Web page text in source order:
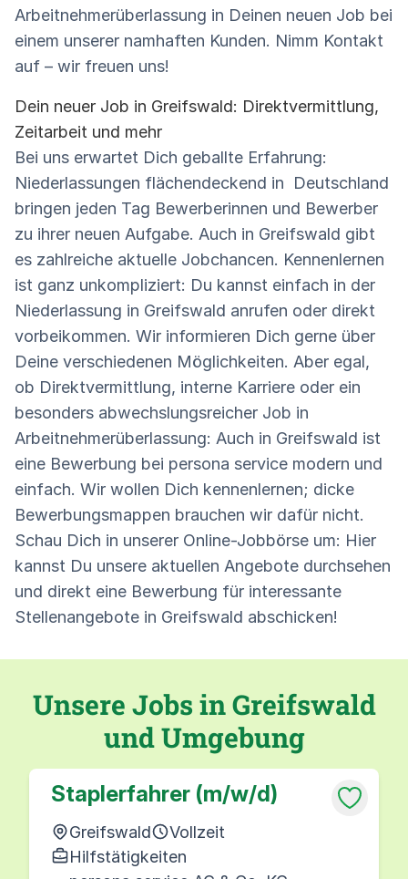
Arbeitnehmerüberlassung in Deinen neuen Job bei
einem unserer namhaften Kunden. Nimm Kontakt
auf – wir freuen uns!
Dein neuer Job in Greifswald: Direktvermittlung,
Zeitarbeit und mehr
Bei uns erwartet Dich geballte Erfahrung:
Niederlassungen flächendeckend in Deutschland
bringen jeden Tag Bewerberinnen und Bewerber
zu ihrer neuen Aufgabe. Auch in Greifswald gibt
es zahlreiche aktuelle Jobchancen. Kennenlernen
ist ganz unkompliziert: Du kannst einfach in der
Niederlassung in Greifswald anrufen oder direkt
vorbeikommen. Wir informieren Dich gerne über
Deine verschiedenen Möglichkeiten. Aber egal,
ob Direktvermittlung, interne Karriere oder ein
besonders abwechslungsreicher Job in
Arbeitnehmerüberlassung: Auch in Greifswald ist
eine Bewerbung bei persona service modern und
einfach. Wir wollen Dich kennenlernen; dicke
Bewerbungsmappen brauchen wir dafür nicht.
Schau Dich in unserer Online-Jobbörse um: Hier
kannst Du unsere aktuellen Angebote durchsehen
und direkt eine Bewerbung für interessante
Stellenangebote in Greifswald abschicken!
Unsere Jobs in Greifswald
und Umgebung
Staplerfahrer (m/w/d)
Greifswald
Vollzeit
Hilfstätigkeiten